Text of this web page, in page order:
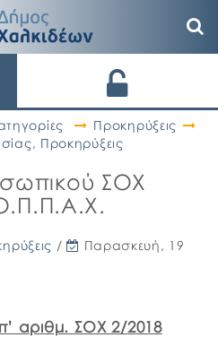
Προκηρύξεις
, Προκηρύξεις
ΣΟΧ
/
Παρασκευή, 19
αριθμ. ΣΟΧ 2/2018